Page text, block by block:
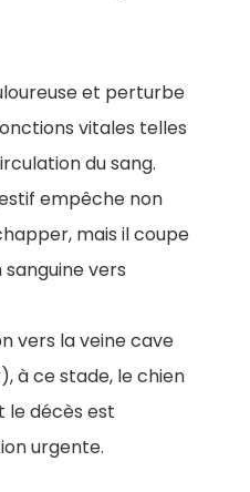
et perturbe
vitales telles
du sang.
empêche non
mais il coupe
vers
vers la veine cave
à ce stade, le chien
décès est
urgente.